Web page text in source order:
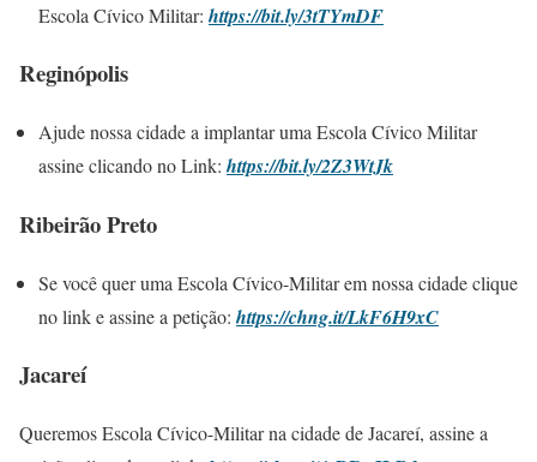
Escola Cívico Militar: https://bit.ly/3tTYmDF
Reginópolis
Ajude nossa cidade a implantar uma Escola Cívico Militar
assine clicando no Link: https://bit.ly/2Z3WtJk
Ribeirão Preto
Se você quer uma Escola Cívico-Militar em nossa cidade clique
no link e assine a petição: https://chng.it/LkF6H9xC
Jacareí
Queremos Escola Cívico-Militar na cidade de Jacareí, assine a